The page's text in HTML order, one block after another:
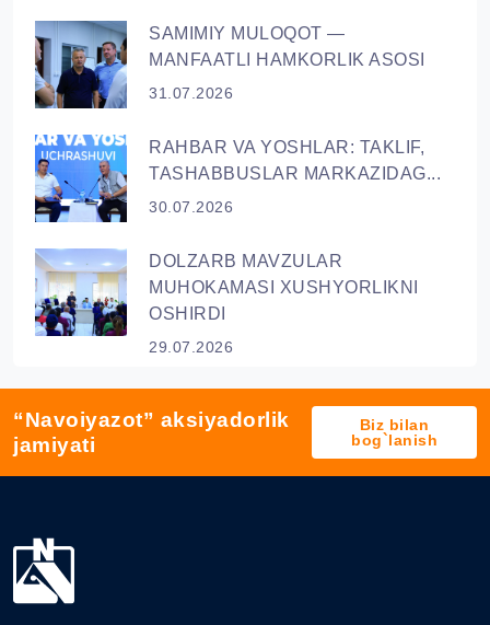
SAMIMIY MULOQOT —
MANFAATLI HAMKORLIK ASOSI
31.07.2026
RAHBAR VA YОSHLAR: TAKLIF,
TASHABBUSLAR MARKAZIDAG...
30.07.2026
DOLZARB MAVZULAR
MUHOKAMASI XUSHYORLIKNI
OSHIRDI
29.07.2026
“Navoiyazot” aksiyadorlik
jamiyati
Biz bilan
bog`lanish